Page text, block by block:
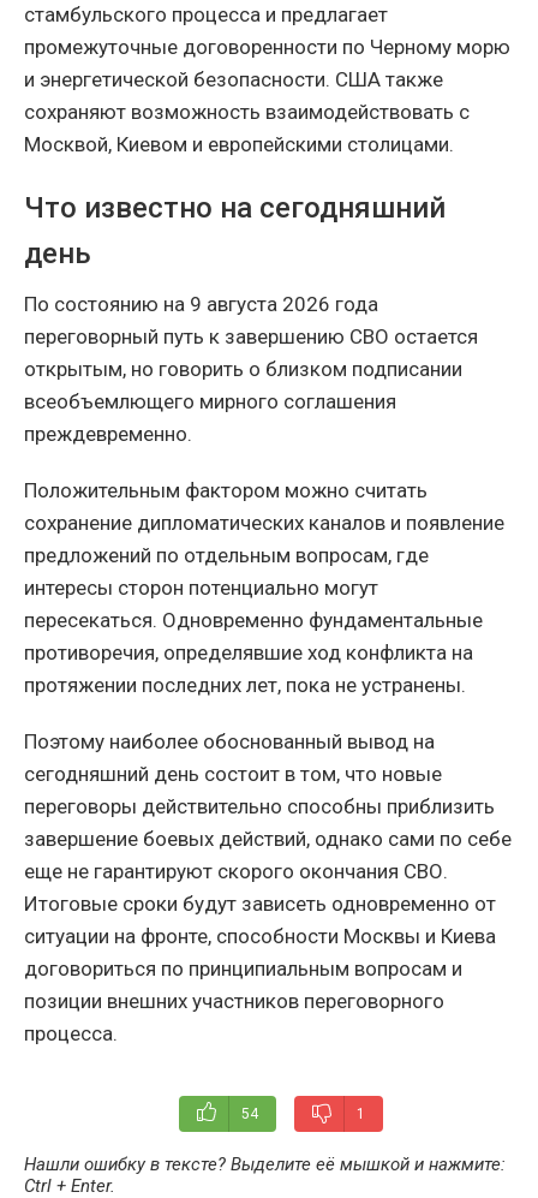
стамбульского процесса и предлагает
промежуточные договоренности по Черному морю
и энергетической безопасности. США также
сохраняют возможность взаимодействовать с
Москвой, Киевом и европейскими столицами.
Что известно на сегодняшний
день
По состоянию на 9 августа 2026 года
переговорный путь к завершению СВО остается
открытым, но говорить о близком подписании
всеобъемлющего мирного соглашения
преждевременно.
Положительным фактором можно считать
сохранение дипломатических каналов и появление
предложений по отдельным вопросам, где
интересы сторон потенциально могут
пересекаться. Одновременно фундаментальные
противоречия, определявшие ход конфликта на
протяжении последних лет, пока не устранены.
Поэтому наиболее обоснованный вывод на
сегодняшний день состоит в том, что новые
переговоры действительно способны приблизить
завершение боевых действий, однако сами по себе
еще не гарантируют скорого окончания СВО.
Итоговые сроки будут зависеть одновременно от
ситуации на фронте, способности Москвы и Киева
договориться по принципиальным вопросам и
позиции внешних участников переговорного
процесса.
54 1
Нашли ошибку в тексте? Выделите её мышкой и нажмите:
Ctrl + Enter.